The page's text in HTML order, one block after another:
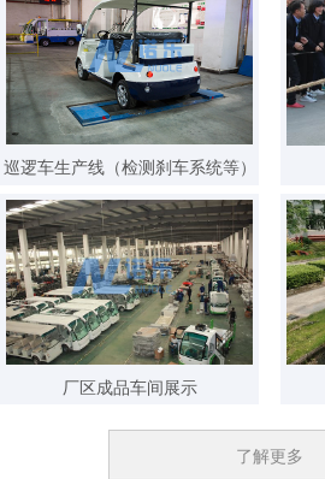
3天内 157****5911 已获取报价方案
3天内 182****8876 已获取报价方案
3天内 134****4418 已获取报价方案
3分钟内 139****1175 已获取报价方案
5分钟内 135****8085 已获取报价方案
10分钟内 151****3959已获取报价方案
巡逻车生产线（检测刹车系统等）
厂区成品车间展示
了解更多